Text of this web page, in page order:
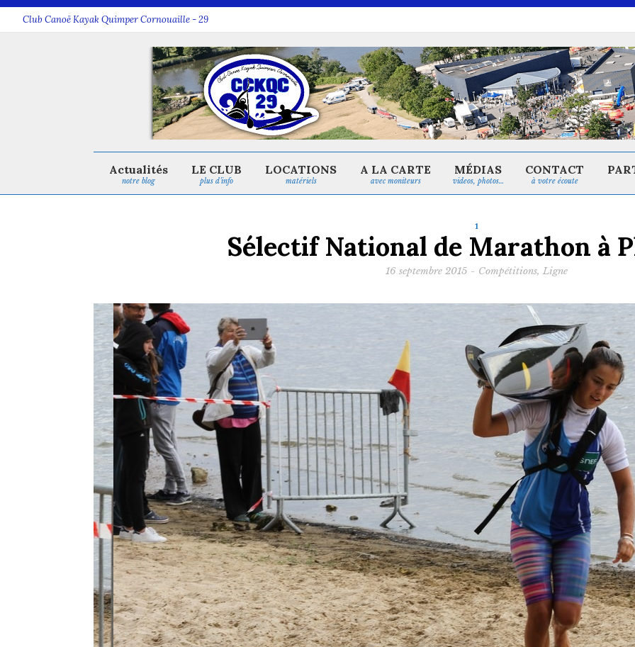
Club Canoë Kayak Quimper Cornouaille - 29
notre blog
Actualités
plus d’info
LE CLUB
matériels
LOCATIONS
avec moniteurs
A LA CARTE
videos, photos…
MÉDIAS
à votre écoute
CONTACT
1
Sélectif National de Marathon à
16 septembre 2015 - Compétitions, Ligne